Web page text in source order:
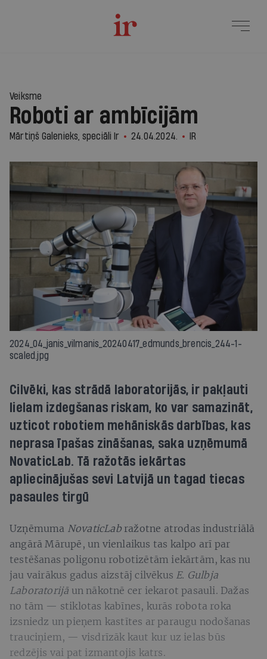
Veiksme
Roboti ar ambīcijām
Mārtiņš Galenieks, speciāli Ir 24.04.2024. IR
2024_04_janis_vilmanis_20240417_edmunds_brencis_244-1-
scaled.jpg
Cilvēki, kas strādā laboratorijās, ir pakļauti
lielam izdegšanas riskam, ko var samazināt,
uzticot robotiem mehāniskās darbības, kas
neprasa īpašas zināšanas, saka uzņēmumā
NovaticLab. Tā ražotās iekārtas
apliecinājušas sevi Latvijā un tagad tiecas
pasaules tirgū
Uzņēmuma NovaticLab ražotne atrodas industriālā
angārā Mārupē, un vienlaikus tas kalpo arī par
testēšanas poligonu robotizētām iekārtām, kas nu
jau vairākus gadus aizstāj cilvēkus E. Gulbja
Laboratorijā un nākotnē cer iekarot pasauli. Dažas
no tām — stiklotas kabīnes, kurās robota roka
izsniedz un pieņem kastītes ar paraugu nodošanas
trauciņiem, — visdrīzāk kaut kur uz ielas būs
redzējis vai pat izmantojis katrs.